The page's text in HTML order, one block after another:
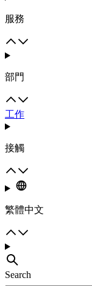
服務
部門
工作
接觸
繁體中文
Search